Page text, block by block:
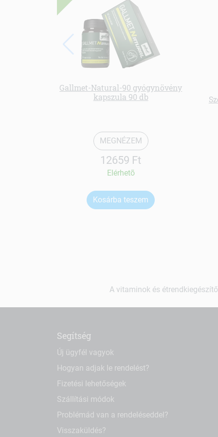
Gallmet-Natural-90 gyógynövény
kapszula 90 db
MEGNÉZEM
12659 Ft
Elérhetõ
Kosárba teszem
A vitaminok és
Segítség
Új ügyfél vagyok
Hogyan adjak le rendelést?
Fizetési lehetőségek
Szállítási módok
Problémád van a rendeléseddel?
Visszaküldés?